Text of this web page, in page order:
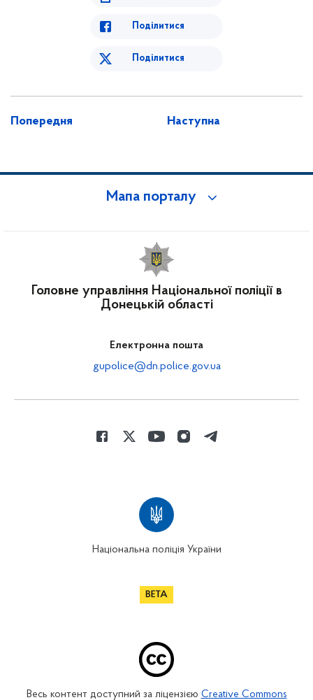
Поділитися
Поділитися
Попередня Наступна
Мапа порталу
Головне управління Національної поліції в
Донецькій області
Електронна пошта
gupolice@dn.police.gov.ua
Національна поліція України
Весь контент доступний за ліцензією Creative Commons